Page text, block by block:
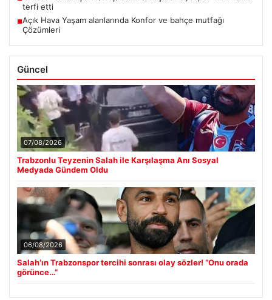
terfi etti
■Açık Hava Yaşam alanlarında Konfor ve bahçe mutfağı
Çözümleri
Güncel
07/08/2026
Trabzonlu Teyzenin Salah ile Karşılaşma Anı Sosyal
Medyada Gündem Oldu
06/08/2026
Salah’ın Trabzonspor tercihi sonrası olay sözler! “Onu orada
görünce…”